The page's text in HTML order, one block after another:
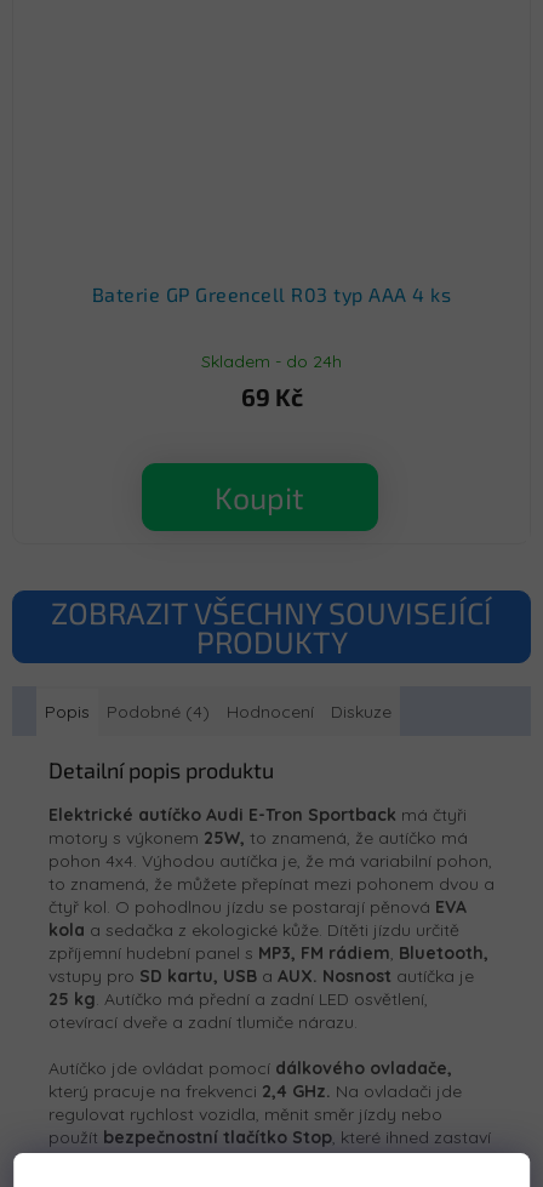
Baterie GP Greencell R03 typ AAA 4 ks
Skladem - do 24h
69 Kč
Koupit
ZOBRAZIT VŠECHNY SOUVISEJÍCÍ
PRODUKTY
Popis Podobné (4) Hodnocení Diskuze
Detailní popis produktu
Elektrické autíčko Audi E-Tron Sportback má čtyři
motory s výkonem 25W, to znamená, že autíčko má
pohon 4x4. Výhodou autíčka je, že má variabilní pohon,
to znamená, že můžete přepínat mezi pohonem dvou a
čtyř kol. O pohodlnou jízdu se postarají pěnová EVA
kola a sedačka z ekologické kůže. Dítěti jízdu určitě
zpříjemní hudební panel s MP3, FM rádiem, Bluetooth,
vstupy pro SD kartu, USB a AUX. Nosnost autíčka je
25 kg. Autíčko má přední a zadní LED osvětlení,
otevírací dveře a zadní tlumiče nárazu.
Autíčko jde ovládat pomocí dálkového ovladače,
který pracuje na frekvenci 2,4 GHz. Na ovladači jde
regulovat rychlost vozidla, měnit směr jízdy nebo
použít bezpečnostní tlačítko Stop, které ihned zastaví